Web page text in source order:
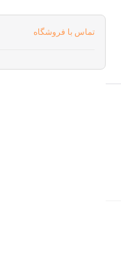
تماس با فروشگاه